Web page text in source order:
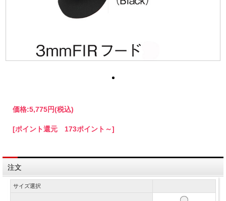
価格:5,775円(税込)
[ポイント還元 173ポイント～]
注文
サイズ選択